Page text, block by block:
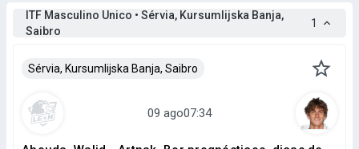
ITF Masculino Unico • Sérvia, Kursumlijska Banja,
Saibro
1
Sérvia, Kursumlijska Banja, Saibro